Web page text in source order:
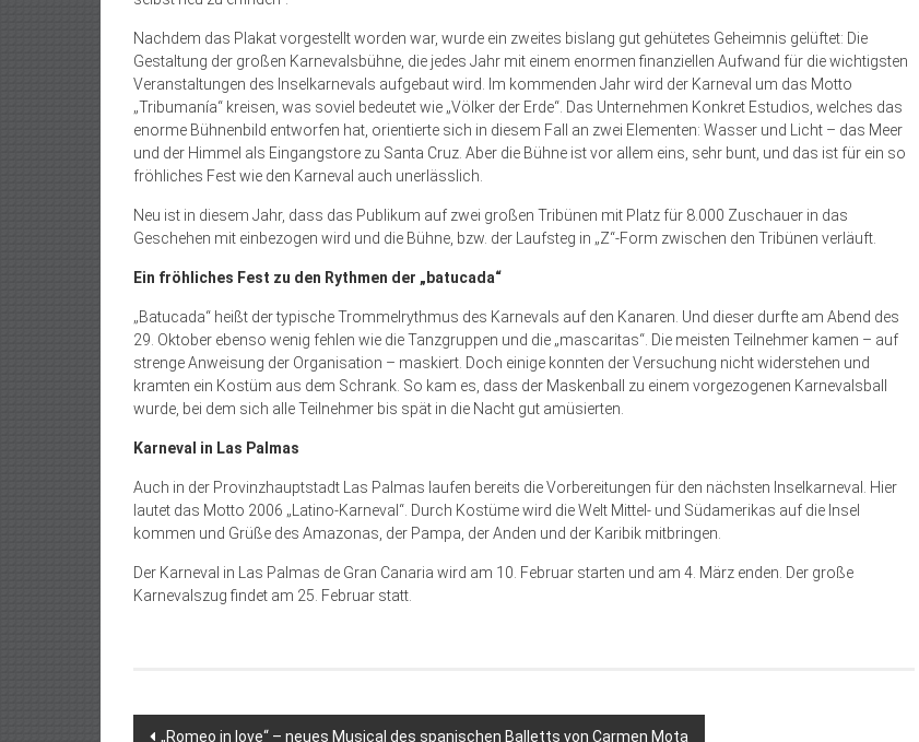
Nachdem das Plakat vorgestellt worden war, wurde ein zweites bislang gut gehütetes Geheimnis gelüftet: Die
Gestaltung der großen Karnevalsbühne, die jedes Jahr mit einem enormen finanziellen Aufwand für die wichtigsten
Veranstaltungen des Inselkarnevals aufgebaut wird. Im kommenden Jahr wird der Karneval um das Motto
„Tribumanía“ kreisen, was soviel bedeutet wie „Völker der Erde“. Das Unternehmen Konkret Estudios, welches das
enorme Bühnenbild entworfen hat, orientierte sich in diesem Fall an zwei Elementen: Wasser und Licht – das Meer
und der Himmel als Eingangstore zu Santa Cruz. Aber die Bühne ist vor allem eins, sehr bunt, und das ist für ein so
fröhliches Fest wie den Karneval auch unerlässlich.
Neu ist in diesem Jahr, dass das Publikum auf zwei großen Tribünen mit Platz für 8.000 Zuschauer in das
Geschehen mit einbezogen wird und die Bühne, bzw. der Laufsteg in „Z“-Form zwischen den Tribünen verläuft.
Ein fröhliches Fest zu den Rythmen der „batucada“
„Batucada“ heißt der typische Trommelrythmus des Karnevals auf den Kanaren. Und dieser durfte am Abend des
29. Oktober ebenso wenig fehlen wie die Tanzgruppen und die „mascaritas“. Die meisten Teilnehmer kamen – auf
strenge Anweisung der Organisation – maskiert. Doch einige konnten der Versuchung nicht widerstehen und
kramten ein Kostüm aus dem Schrank. So kam es, dass der Maskenball zu einem vorgezogenen Karnevalsball
wurde, bei dem sich alle Teilnehmer bis spät in die Nacht gut amüsierten.
Karneval in Las Palmas
Auch in der Provinzhauptstadt Las Palmas laufen bereits die Vorbereitungen für den nächsten Inselkarneval. Hier
lautet das Motto 2006 „Latino-Karneval“. Durch Kostüme wird die Welt Mittel- und Südamerikas auf die Insel
kommen und Grüße des Amazonas, der Pampa, der Anden und der Karibik mitbringen.
Der Karneval in Las Palmas de Gran Canaria wird am 10. Februar starten und am 4. März enden. Der große
Karnevalszug findet am 25. Februar statt.
Beitragsnavigation
„Romeo in love“ – neues Musical des spanischen Balletts von Carmen Mota